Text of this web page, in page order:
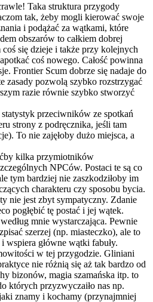
Taka struktura przygody
tak, żeby mogli kierować swoje
i podążać za wątkami, które
obszarów to całkiem dobrej
się dzieje i także przy kolejnych
coś nowego. Całość powinna
Frontier Scum dobrze się nadaje do
zasady pozwolą szybko rozstrzygać
razie równie szybko stworzyć
przeciwników ze spotkań
strony z podręcznika, jeśli tam
To nie zajęłoby dużo miejsca, a
kilka przymiotników
NPCów. Postaci te są co
tym bardziej nie zaszkodziłoby im
charakteru czy sposobu bycia.
nie jest zbyt sympatyczny. Zdanie
pogłębić tę postać i jej wątek.
mnie wystarczająca. Pewnie
szerzej (np. miasteczko), ale to
wspiera główne wątki fabuły.
w tej przygodzie. Gliniani
nie różnią się aż tak bardzo od
bizonów, magia szamańska itp. to
których przyzwyczaiło nas np.
znamy i kochamy (przynajmniej